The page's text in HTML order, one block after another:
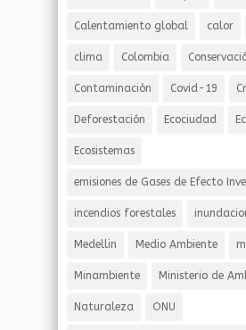
Calentamiento global calor
clima Colombia
Contaminación Covid-19
Deforestación Ecociudad
Ecosistemas
emisiones de Gases de Efecto
incendios forestales
Medellin Medio Ambiente
Minambiente Ministerio de
Naturaleza ONU